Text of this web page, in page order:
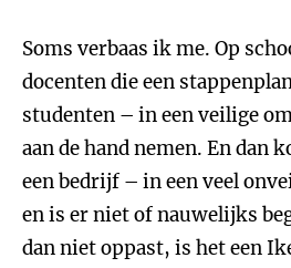
Soms verbaas ik me. Op
docenten die een
studenten – in een veilige
aan de hand nemen. En dan
een bedrijf – in een veel
en is er niet of nauwelijks
dan niet oppast, is het een